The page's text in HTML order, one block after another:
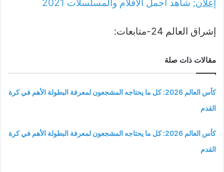
إعلان: شاهد أجمل الأفلام والمسلسلات 2021
إشراق العالم 24-متابعات:
مقالات ذات صلة
كأس العالم 2026: كل ما يحتاجه المشجعون لمعرفة البطولة الأهم في كرة
القدم
كأس العالم 2026: كل ما يحتاجه المشجعون لمعرفة البطولة الأهم في كرة
القدم